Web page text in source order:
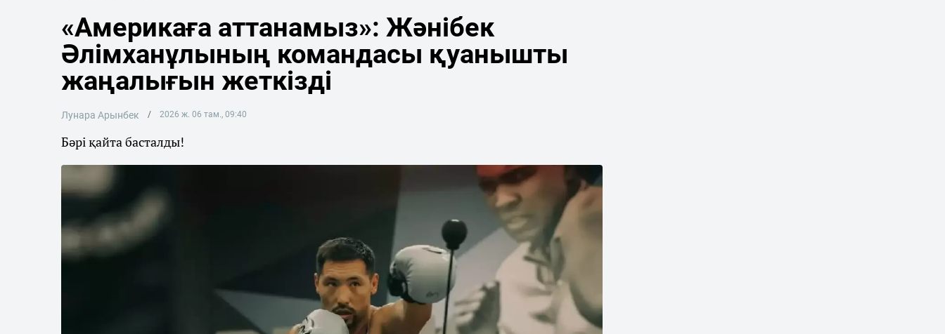
«Америкаға аттанамыз»: Жәнібек
Әлімханұлының командасы қуанышты
жаңалығын жеткізді
Лунара Арынбек 2026 ж. 06 там., 09:40
Бәрі қайта басталды!